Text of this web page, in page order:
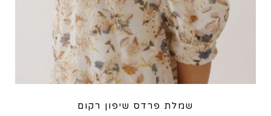
שמלת פרדס שיפון רקום